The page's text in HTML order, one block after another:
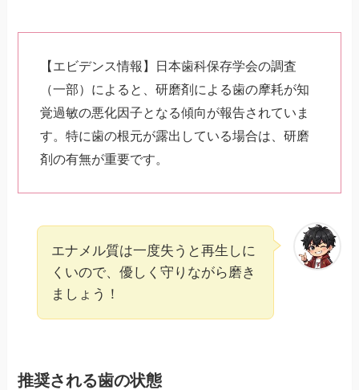
【エビデンス情報】日本歯科保存学会の調査
（一部）によると、研磨剤による歯の摩耗が知
覚過敏の悪化因子となる傾向が報告されていま
す。特に歯の根元が露出している場合は、研磨
剤の有無が重要です。
エナメル質は一度失うと再生しに
くいので、優しく守りながら磨き
ましょう！
推奨される歯の状態